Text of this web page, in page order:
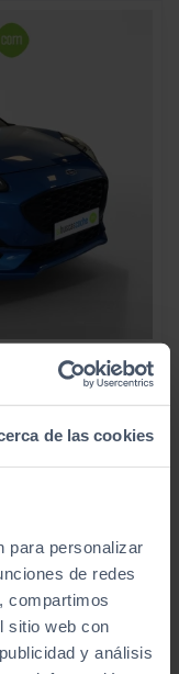
de las cookies
para personalizar
de redes
compartimos
sitio web con
y análisis
16.990 €
211 €/mes